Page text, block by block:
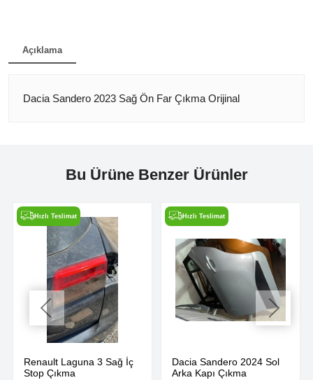
Açıklama
Dacia Sandero 2023 Sağ Ön Far Çıkma Orijinal
Bu Ürüne Benzer Ürünler
Hızlı Teslimat
Renault Laguna 3 Sağ İç
Stop Çıkma
Hızlı Teslimat
Dacia Sandero 2024 Sol
Arka Kapı Çıkma